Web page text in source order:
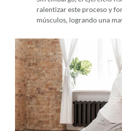
ralentizar este proceso y
músculos, logrando una